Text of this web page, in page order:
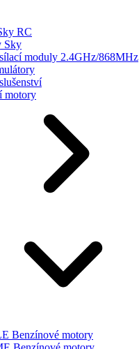
RC
Sky
moduly 2.4GHz/868MHz
motory
Benzínové motory